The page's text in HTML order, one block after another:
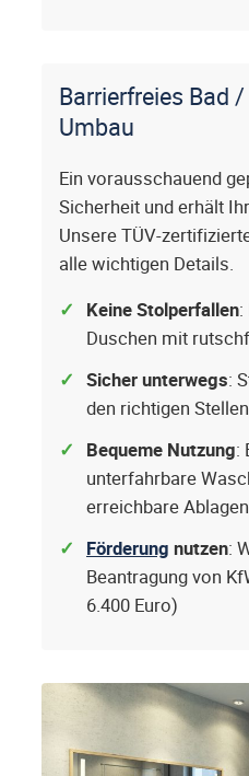
Barrierfreies Bad
Umbau
Ein vorausschauend
Sicherheit und erhält
Unsere TÜV-
alle wichtigen Details.
Keine Stolperfallen
Duschen mit
Sicher unterwegs:
den richtigen
Bequeme Nutzung:
unterfahrbare
erreichbare Ablagen
Förderung nutzen:
Beantragung von
6.400 Euro)